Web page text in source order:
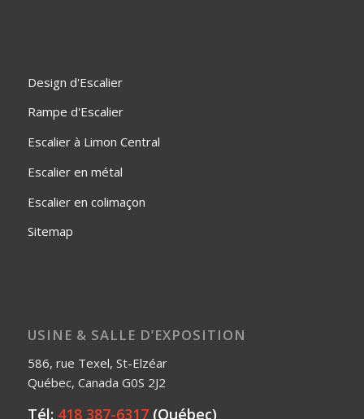
Design d'Escalier
Rampe d'Escalier
Escalier à Limon Central
Escalier en métal
Escalier en colimaçon
Sitemap
USINE & SALLE D’EXPOSITION
586, rue Texel, St-Elzéar
Québec, Canada G0S 2J2
Tél: 418 387-6317(Québec)